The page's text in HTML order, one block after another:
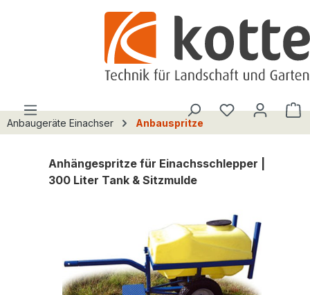
Du hast 0
Anbaugeräte Einachser Anbauspritze
Anhängespritze für Einachsschlepper |
300 Liter Tank & Sitzmulde